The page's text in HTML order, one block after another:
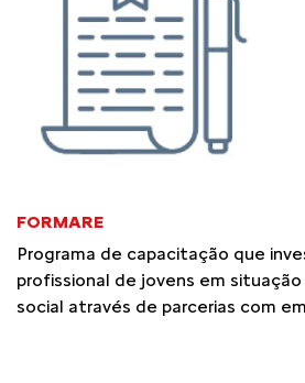
FORMARE
Programa de capacitação que
profissional de jovens em
social através de parcerias com